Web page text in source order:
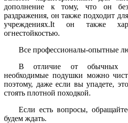
дополнение к тому, что он
раздражения, он также подходит
учреждениях.It он также
огнестойкостью.
Все профессионалы-опытные
В отличие от обычных
необходимые подушки можно
поэтому, даже если вы упадете,
стоять плотной походкой.
Если есть вопросы,
будем ждать.